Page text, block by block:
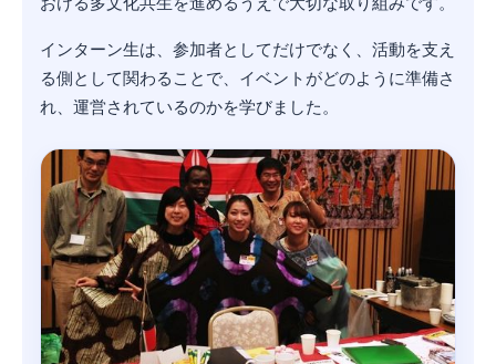
インターン生は、参加者としてだけでなく、活動を支え
る側として関わることで、イベントがどのように準備さ
れ、運営されているのかを学びました。